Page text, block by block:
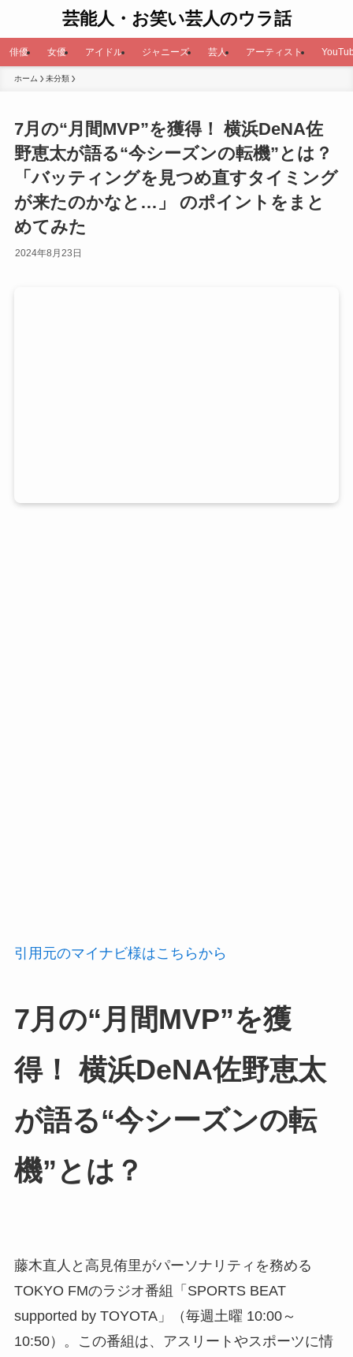
芸能人・お笑い芸人のウラ話
俳優 女優 アイドル ジャニーズ 芸人 アーティスト
ホーム 未分類
7月の“月間MVP”を獲得！ 横浜DeNA佐
野恵太が語る“今シーズンの転機”とは？
「バッティングを見つめ直すタイミング
が来たのかなと…」 のポイントをまと
めてみた
2024年8月23日
引用元のマイナビ様はこちらから
7月の“月間MVP”を獲
得！ 横浜DeNA佐野恵太
が語る“今シーズンの転
機”とは？
藤木直人と高見侑里がパーソナリティを務める
TOKYO FMのラジオ番組「SPORTS BEAT
supported by TOYOTA」（毎週土曜 10:00～
10:50）。この番組は、アスリートやスポーツに情